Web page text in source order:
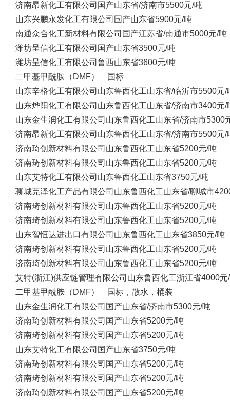
济南昂新化工有限公司 国产山东省/济南市5500元/吨
山东兴鹏永发化工有限公司 国产山东省5900元/吨
南通众合化工新材料有限公司 国产江苏省/南通市5000元/吨
潍坊呈信化工有限公司 国产山东省3500元/吨
潍坊呈信化工有限公司 鲁西山东省3600元/吨
二甲基甲酰胺（DMF） 国标
山东辛格化工有限公司 山东鲁西化工山东省/临沂市5500元/
山东烨阳化工有限公司 山东鲁西化工山东省/济南市3400元/
山东金生润化工有限公司 山东鲁西化工山东省/济南市5300
济南昂新化工有限公司 山东鲁西化工山东省/济南市5500元/
济南琦创新材料有限公司 山东鲁西化工山东省5200元/吨
济南琦创新材料有限公司 山东鲁西化工山东省5200元/吨
山东艾特化工有限公司 山东鲁西化工山东省3750元/吨
聊城芫泽化工产品有限公司 山东鲁西化工山东省/聊城市
济南琦创新材料有限公司 山东鲁西化工山东省5200元/吨
济南琦创新材料有限公司 山东鲁西化工山东省5200元/吨
山东智恒达进出口有限公司 山东鲁西化工山东省3850元/吨
济南琦创新材料有限公司 山东鲁西化工山东省5200元/吨
济南琦创新材料有限公司 山东鲁西化工山东省5200元/吨
艾特(浙江)供应链管理有限公司 山东鲁西化工浙江省4000元
二甲基甲酰胺（DMF） 国标，散水，桶装
山东金生润化工有限公司 国产山东省/济南市5300元/吨
济南琦创新材料有限公司 国产山东省5200元/吨
济南琦创新材料有限公司 国产山东省5200元/吨
山东艾特化工有限公司 国产山东省3750元/吨
济南琦创新材料有限公司 国产山东省5200元/吨
济南琦创新材料有限公司 国产山东省5200元/吨
济南琦创新材料有限公司 国产山东省5200元/吨